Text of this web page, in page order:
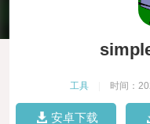
工具 时间：
安卓下载